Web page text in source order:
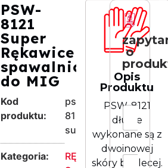
PSW-
8121
Super
Rękawice
spawalnicze
do MIG
Kod
produktu:
psw-
8121-
super
Kategoria:
RĘKAWICE
Opis
Produktu
PSW-8121
długie
wykonane są z
dwoinowej
skóry bydlecej.
o
*
I
l
o
ś
ć
I
m
i
e
N
E